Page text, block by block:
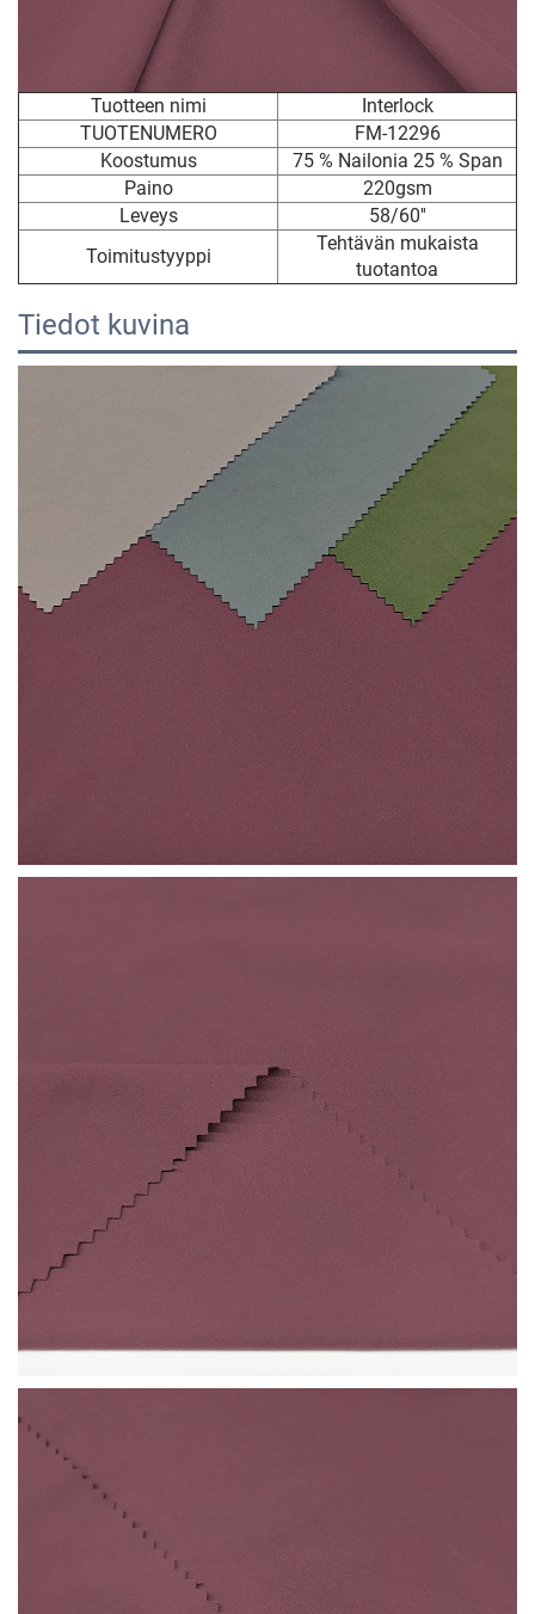
Tuotteen nimi
Interlock
TUOTENUMERO
FM-12296
Koostumus
75 % Nailonia 25 % Span
Paino
220gsm
Leveys
58/60''
Toimitustyyppi
Tehtävän mukaista
tuotantoa
Tiedot kuvina